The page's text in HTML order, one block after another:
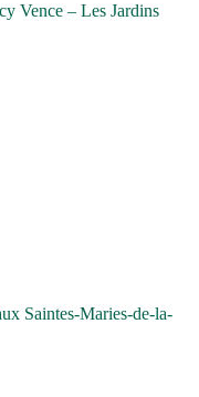
Vence – Les Jardins
Saintes-Maries-de-la-